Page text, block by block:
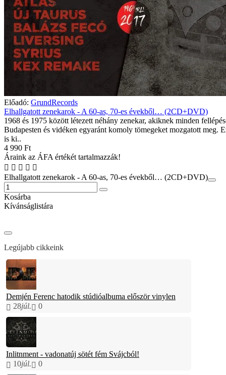
Előadó: GrundRecords
Elhallgatott zenekarok - A 60-as, 70-es évekből… (2CD+DVD)
1968 és 1975 között létezett néhány zenekar, akiknek minden
Budapesten és vidéken egyaránt komoly tömegeket mozgatott meg.
is ki..
4 990 Ft
Áraink az ÁFA értékét tartalmazzák!
Elhallgatott zenekarok - A 60-as, 70-es évekből… (2CD+DVD)
Kosárba
Kívánságlistára
Legújabb cikkeink
Demjén Ferenc hatodik stúdióalbuma először vinylen
28júl. 0
Inlitnment - vadonatúj sötét fém Svájcból!
10júl. 0